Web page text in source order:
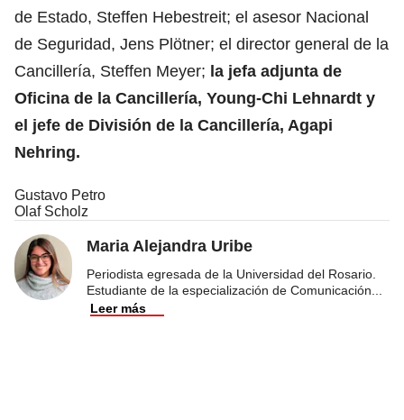
de Estado, Steffen Hebestreit; el asesor Nacional
de Seguridad, Jens Plötner; el director general de la
Cancillería, Steffen Meyer; la jefa adjunta de
Oficina de la Cancillería, Young-Chi Lehnardt y
el jefe de División de la Cancillería, Agapi
Nehring.
Gustavo Petro
Olaf Scholz
Maria Alejandra Uribe
Periodista egresada de la Universidad del Rosario.
Estudiante de la especialización de Comunicación
Leer más